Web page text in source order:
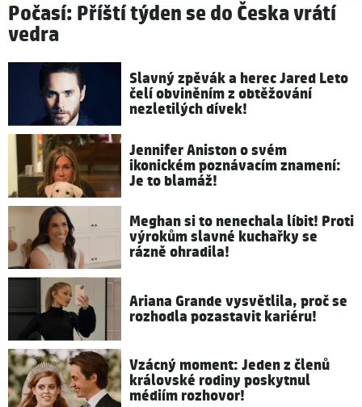
Počasí: Příští týden se do Česka vrátí
vedra
Slavný zpěvák a herec Jared Leto
čelí obviněním z obtěžování
nezletilých dívek!
Jennifer Aniston o svém
ikonickém poznávacím znamení:
Je to blamáž!
Meghan si to nenechala líbit! Proti
výrokům slavné kuchařky se
rázně ohradila!
Ariana Grande vysvětlila, proč se
rozhodla pozastavit kariéru!
Vzácný moment: Jeden z členů
královské rodiny poskytnul
médiím rozhovor!